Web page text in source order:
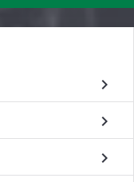
chevron_right
chevron_right
chevron_right